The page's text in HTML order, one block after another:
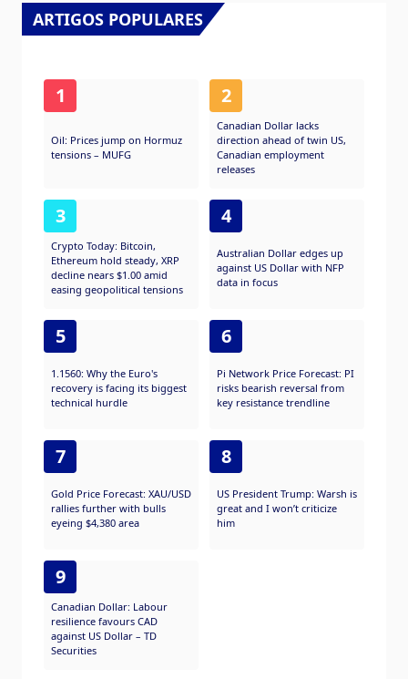
ARTIGOS POPULARES
1
Oil: Prices jump on Hormuz
tensions – MUFG
2
Canadian Dollar lacks
direction ahead of twin US,
Canadian employment
releases
3
Crypto Today: Bitcoin,
Ethereum hold steady, XRP
decline nears $1.00 amid
easing geopolitical tensions
4
Australian Dollar edges up
against US Dollar with NFP
data in focus
5
1.1560: Why the Euro's
recovery is facing its biggest
technical hurdle
6
Pi Network Price Forecast: PI
risks bearish reversal from
key resistance trendline
7
Gold Price Forecast: XAU/USD
rallies further with bulls
eyeing $4,380 area
8
US President Trump: Warsh is
great and I won’t criticize
him
9
Canadian Dollar: Labour
resilience favours CAD
against US Dollar – TD
Securities